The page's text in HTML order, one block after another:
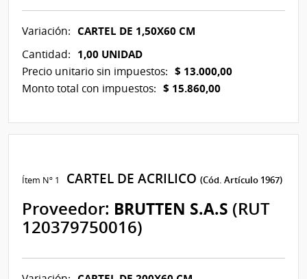
Variación: CARTEL DE 1,50X60 CM
Cantidad: 1,00 UNIDAD
Precio unitario sin impuestos: $ 13.000,00
Monto total con impuestos: $ 15.860,00
Ítem Nº 1 CARTEL DE ACRILICO(Cód. Artículo 1967)
Proveedor: BRUTTEN S.A.S (RUT
120379750016)